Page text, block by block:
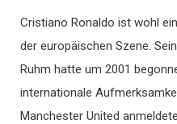
Cristiano Ronaldo ist wohl
der europäischen Szene.
Ruhm hatte um 2001
internationale
Manchester United